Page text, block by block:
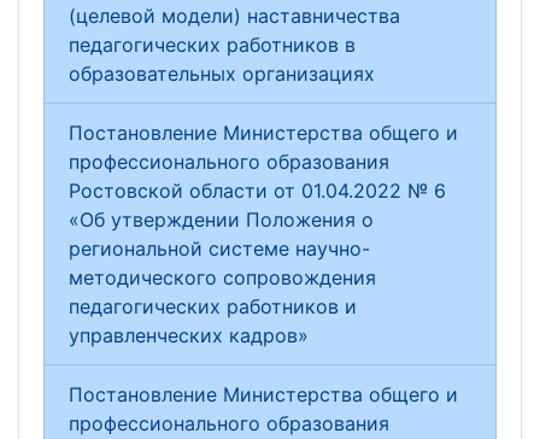
(целевой модели) наставничества
педагогических работников в
образовательных организациях
Постановление Министерства общего и
профессионального образования
Ростовской области от 01.04.2022 № 6
«Об утверждении Положения о
региональной системе научно-
методического сопровождения
педагогических работников и
управленческих кадров»
Постановление Министерства общего и
профессионального образования